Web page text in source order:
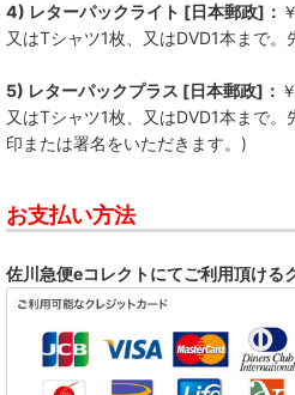
4) レターパックライト [日本郵政]：
又はTシャツ1枚、又はDVD1本まで
5) レターパックプラス [日本郵政]：
又はTシャツ1枚、又はDVD1本まで
印または署名をいただきます。)
お支払い方法
佐川急便eコレクトにてご利用頂ける